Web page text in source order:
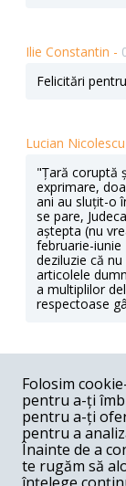
Ilie Constantin -
Felicitări
Lucian
"Țară coruptă
exprimare,
ani au sluțit-o
se pare,
aștepta (nu
februarie-iunie
deziluzie că
articolele
a multiplilor
respectoase
Doamna
Marius Budăi
sale de
oamenii.Este
Folosim
pentru a-ți
pentru a-ți
pentru a
Înainte de a
te rugăm să